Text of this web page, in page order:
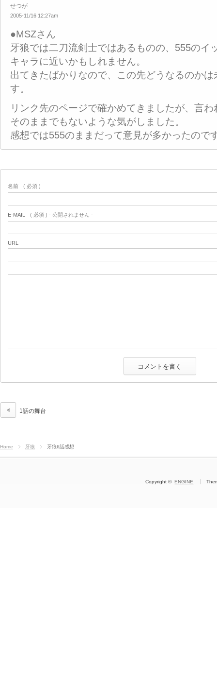
せつが
2005-11/16 12:27am
●MSZさん
牙狼では二刀流剣士ではあるものの、555のイ
キャラに近いかもしれません。
出てきたばかりなので、この先どうなるのか
す。
リンク先のページで確かめてきましたが、言
そのままでもないような気がしました。
感想では555のままだって意見が多かったので
名前 ( 必須 )
E-MAIL ( 必須 ) - 公開されません -
URL
1話の舞台
Home 牙狼 牙狼6話感想
Copyright ©ENGINE